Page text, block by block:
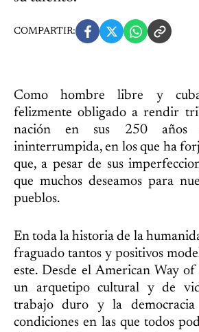
COMPARTIR:
Como hombre libre y
felizmente obligado a rendir
nación en sus 250 años
ininterrumpida, en los que ha
que, a pesar de sus
que muchos deseamos para
pueblos.
En toda la historia de la
fraguado tantos y positivos
este. Desde el American Way
un arquetipo cultural y de
trabajo duro y la
condiciones en las que todos